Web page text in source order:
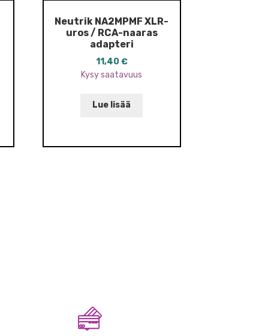
Neutrik NA2MPMF XLR-
uros / RCA-naaras
adapteri
11,40 €
Kysy saatavuus
Lue lisää